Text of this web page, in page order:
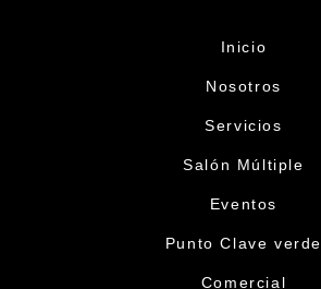
Inicio
Nosotros
Servicios
Salón Múltiple
Eventos
Punto Clave verde
Comercial